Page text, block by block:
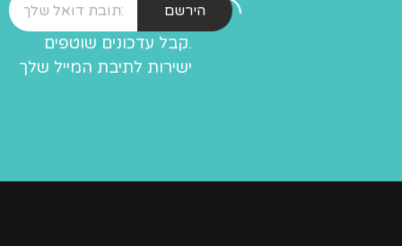
הירשם
.קבל עדכונים שוטפים
ישירות לתיבת המייל שלך